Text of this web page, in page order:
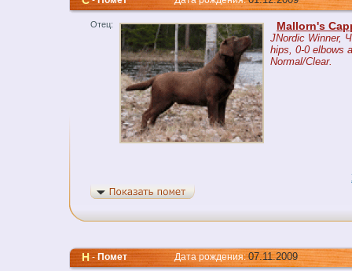
Отец: Mallorn's
JNordic Winner,
hips, 0-0 elbows
Normal/Clear.
H-ПометДата рождения:07.11.2009